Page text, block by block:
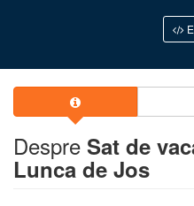
Despre Sat de
Lunca de Jos